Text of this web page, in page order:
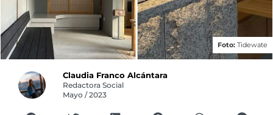
Foto: Tidewate
Claudia Franco Alcántara
Redactora Social
Mayo / 2023